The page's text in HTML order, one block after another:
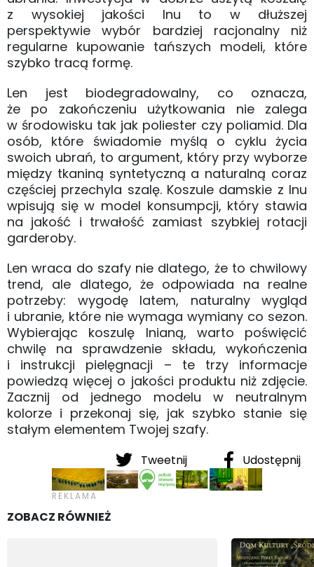
z wysokiej jakości lnu to w dłuższej
perspektywie wybór bardziej racjonalny niż
regularne kupowanie tańszych modeli, które
szybko tracą formę.
Len jest biodegradowalny, co oznacza,
że po zakończeniu użytkowania nie zalega
w środowisku tak jak poliester czy poliamid. Dla
osób, które świadomie myślą o cyklu życia
swoich ubrań, to argument, który przy wyborze
między tkaniną syntetyczną a naturalną coraz
częściej przechyla szalę. Koszule damskie z lnu
wpisują się w model konsumpcji, który stawia
na jakość i trwałość zamiast szybkiej rotacji
garderoby.
Len wraca do szafy nie dlatego, że to chwilowy
trend, ale dlatego, że odpowiada na realne
potrzeby: wygodę latem, naturalny wygląd
i ubranie, które nie wymaga wymiany co sezon.
Wybierając koszulę lnianą, warto poświęcić
chwilę na sprawdzenie składu, wykończenia
i instrukcji pielęgnacji – te trzy informacje
powiedzą więcej o jakości produktu niż zdjęcie.
Zacznij od jednego modelu w neutralnym
kolorze i przekonaj się, jak szybko stanie się
stałym elementem Twojej szafy.
Tweetnij Udostępnij
ZOBACZ RÓWNIEŻ